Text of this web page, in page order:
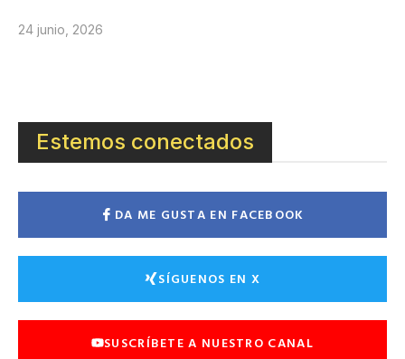
24 junio, 2026
Estemos conectados
DA ME GUSTA EN FACEBOOK
SÍGUENOS EN X
SUSCRÍBETE A NUESTRO CANAL